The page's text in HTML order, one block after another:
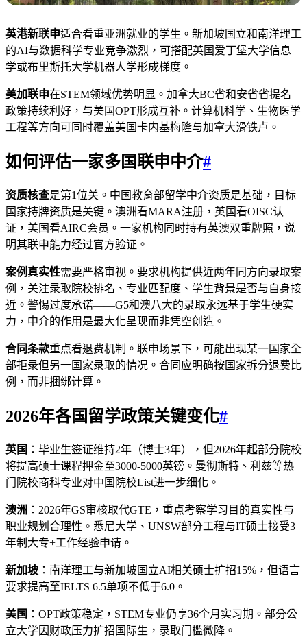
英港新联申适合看重亚洲就业的学生。新加坡国立和南洋理工
的AI与数据科学专业竞争激烈，可搭配英国爱丁堡大学信息
学或布里斯托大学机器人学形成梯度。
美加联申在STEM领域优势明显。加拿大BC省和安省省提名
政策持续利好，与美国OPT形成互补。计算机科学、生物医学
工程等方向可同时覆盖美国卡内基梅隆与加拿大滑铁卢。
如何评估一家多国联申中介#
资质核查是第1位关。中国教育部留学中介资质是基础，目标
国家持牌资质是关键。澳洲看MARA注册，英国看OISC认
证，美国看AIRC会员。一家机构同时持有英澳双重牌照，说
明其联申能力经过官方验证。
案例真实性需要严格审视。要求机构提供近两年同方向录取案
例，关注录取院校排名、专业匹配度、学生背景是否与自身接
近。警惕过度承诺——G5和澳八大的录取永远基于学生硬实
力，中介的作用是最大化呈现而非凭空创造。
合同条款重点看退费机制。联申场景下，可能出现某一国家全
部拒录但另一国家录取的情况。合同应明确按国家拆分退费比
例，而非捆绑计算。
2026年各国留学政策关键变化#
英国 ：毕业生签证维持2年（博士3年），但2026年起部分院校
将提高硕士课程押金至3000-5000英镑。曼彻斯特、利兹等热
门院校商科专业对中国院校List进一步细化。
澳洲 ：2026年GS审核取代GTE，重点考察学习目的真实性与
职业规划合理性。悉尼大学、UNSW部分工程与IT硕士接受3
年制大专+工作经验申请。
新加坡 ：南洋理工与新加坡国立AI相关硕士扩招15%，但语言
要求提高至IELTS 6.5单项不低于6.0。
美国 ：OPT政策稳定，STEM专业仍享36个月实习期。部分公
立大学因财政压力扩招国际生，录取门槛微降。